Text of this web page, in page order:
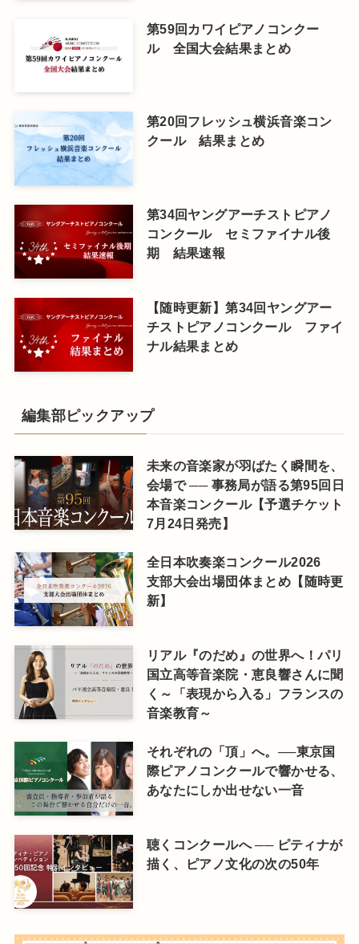
第59回カワイピアノコンクー
ル 全国大会結果まとめ
第20回フレッシュ横浜音楽コン
クール 結果まとめ
第34回ヤングアーチストピアノ
コンクール セミファイナル後
期 結果速報
【随時更新】第34回ヤングアー
チストピアノコンクール ファイ
ナル結果まとめ
編集部ピックアップ
未来の音楽家が羽ばたく瞬間を、
会場で ── 事務局が語る第95回日
本音楽コンクール【予選チケット
7月24日発売】
全日本吹奏楽コンクール2026
支部大会出場団体まとめ【随時更
新】
リアル『のだめ』の世界へ！パリ
国立高等音楽院・恵良響さんに聞
く～「表現から入る」フランスの
音楽教育～
それぞれの「頂」へ。──東京国
際ピアノコンクールで響かせる、
あなたにしか出せない一音
聴くコンクールへ ── ピティナが
描く、ピアノ文化の次の50年